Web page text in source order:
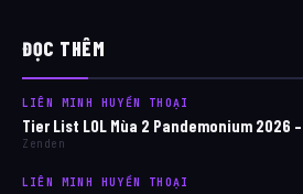
ĐỌC THÊM
LIÊN MINH HUYỀN THOẠI
Tier List LOL Mùa 2 Pandemonium 2026
Zenden
LIÊN MINH HUYỀN THOẠI